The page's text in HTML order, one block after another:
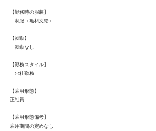
【勤務時の服装】
制服（無料支給）
【転勤】
転勤なし
【勤務スタイル】
出社勤務
【雇用形態】
正社員
【雇用形態備考】
雇用期間の定めなし